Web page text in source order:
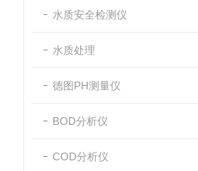
水质安全检测仪
水质处理
德图PH测量仪
BOD分析仪
COD分析仪